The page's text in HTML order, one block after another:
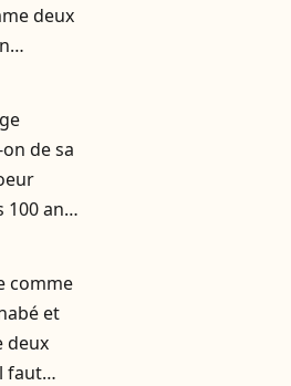
deux
de sa
100 ans
comme
et
deux
faut